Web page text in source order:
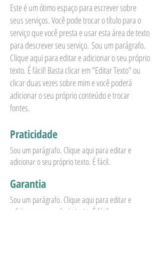
Este é um ótimo espaço para escrever sobre
seus serviços. Você pode trocar o título para o
serviço que você presta e usar esta área de texto
para descrever seu serviço. Sou um parágrafo.
Clique aqui para editar e adicionar o seu próprio
texto. É fácil! Basta clicar em "Editar Texto" ou
clicar duas vezes sobre mim e você poderá
adicionar o seu próprio conteúdo e trocar
fontes.
Praticidade
Garantia
Sou um parágrafo. Clique aqui para editar e
adicionar o seu próprio texto. É fácil.
Sou um parágrafo. Clique aqui para editar e
adicionar o seu próprio texto. É fácil.